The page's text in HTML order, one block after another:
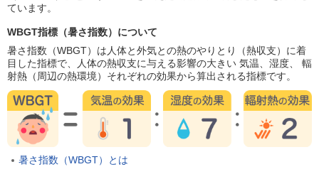
ています。
WBGT指標（暑さ指数）について
暑さ指数（WBGT）は人体と外気との熱のやりとり（熱収支）に着
目した指標で、人体の熱収支に与える影響の大きい 気温、湿度、 輻
射熱（周辺の熱環境）それぞれの効果から算出される指標です。
暑さ指数（WBGT）とは